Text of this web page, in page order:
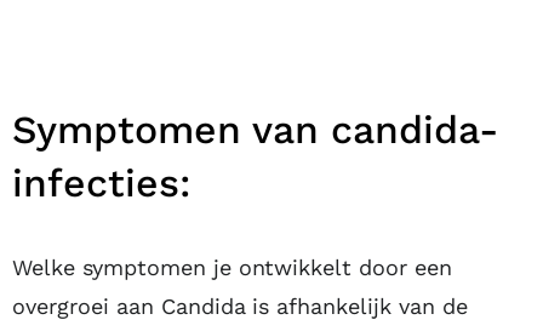
Symptomen van candida-
infecties:
Welke symptomen je ontwikkelt door een
overgroei aan Candida is afhankelijk van de